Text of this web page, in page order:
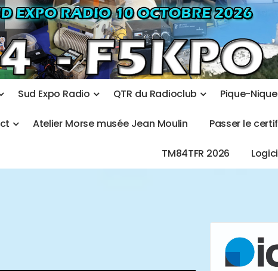
Sud Expo Radio QTR du Radioclub Pique-Nique
ct Atelier Morse musée Jean Moulin Passer le certif
TM84TFR 2026 Logici